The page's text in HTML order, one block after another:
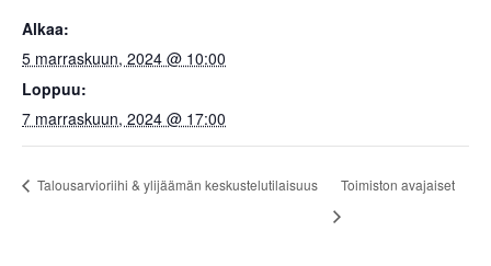
Alkaa:
5 marraskuun, 2024 @ 10:00
Loppuu:
7 marraskuun, 2024 @ 17:00
Talousarvioriihi & ylijäämän keskustelutilaisuus Toimiston avajaiset